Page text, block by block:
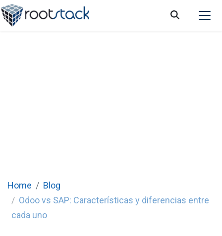
Home
Blog
Odoo vs SAP: Características y diferencias entre
cada uno